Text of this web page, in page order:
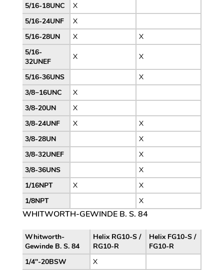
5/16-18UNC
X
5/16-24UNF
X
5/16-28UN
X
X
5/16-
32UNEF
X X
5/16-36UNS
X
3/8−16UNC
X
3/8-20UN
X
3/8-24UNF
X
X
3/8-28UN
X
3/8-32UNEF
X
3/8-36UNS
X
1/16NPT
X
X
1/8NPT
X
WHITWORTH-GEWINDE B. S. 84
Whitworth-
Gewinde B. S. 84
Helix RG10-S /
RG10-R
Helix FG10-S /
FG10-R
1/4″-20BSW
X